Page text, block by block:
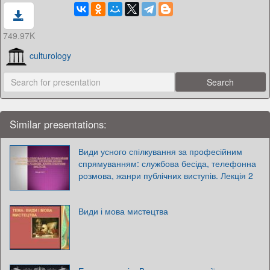
749.97K
culturology
Similar presentations:
Види усного спілкування за професійним
спрямуванням: службова бесіда, телефонна
розмова, жанри публічних виступів. Лекція 2
Види і мова мистецтва